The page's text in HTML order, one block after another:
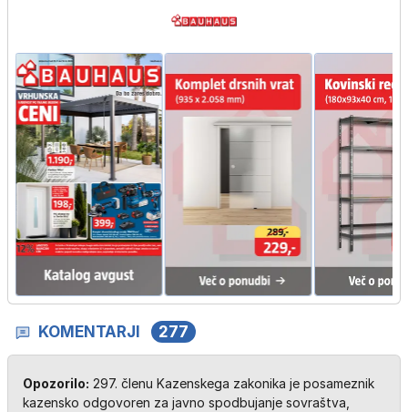
KOMENTARJI 277
Opozorilo: 297. členu Kazenskega zakonika je posameznik
kazensko odgovoren za javno spodbujanje sovraštva,